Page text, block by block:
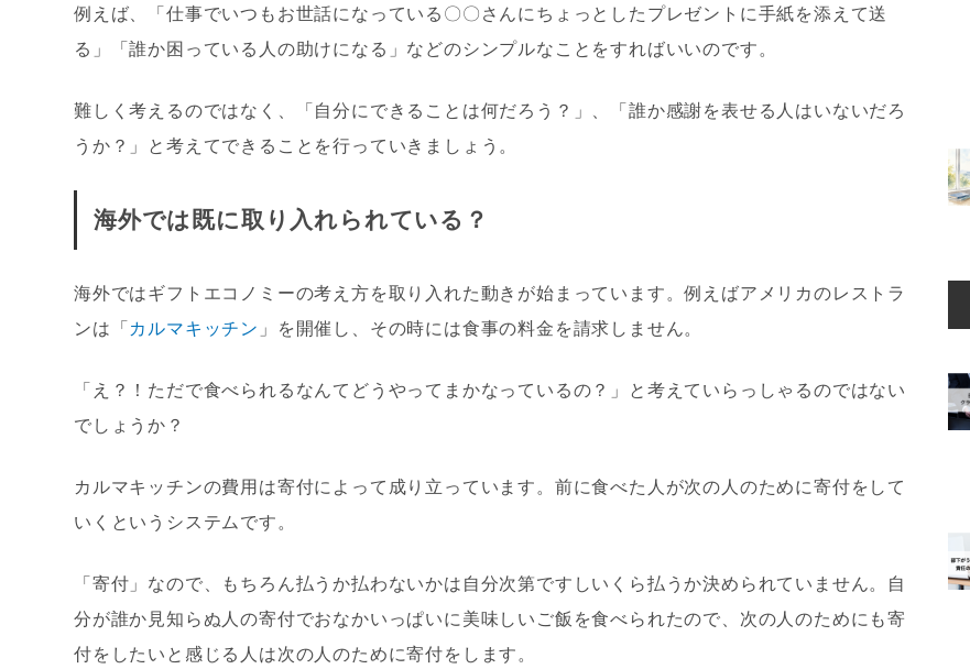
例えば、「仕事でいつもお世話になっている〇〇さんにちょっとしたプレゼントに手紙を添えて送
る」「誰か困っている人の助けになる」などのシンプルなことをすればいいのです。
難しく考えるのではなく、「自分にできることは何だろう？」、「誰か感謝を表せる人はいないだろ
うか？」と考えてできることを行っていきましょう。
海外では既に取り入れられている？
海外ではギフトエコノミーの考え方を取り入れた動きが始まっています。例えばアメリカのレストラ
ンは「カルマキッチン 」を開催し、その時には食事の料金を請求しません。
「え？！ただで食べられるなんてどうやってまかなっているの？」と考えていらっしゃるのではない
でしょうか？
カルマキッチンの費用は寄付によって成り立っています。前に食べた人が次の人のために寄付をして
いくというシステムです。
「寄付」なので、もちろん払うか払わないかは自分次第ですしいくら払うか決められていません。自
分が誰か見知らぬ人の寄付でおなかいっぱいに美味しいご飯を食べられたので、次の人のためにも寄
付をしたいと感じる人は次の人のために寄付をします。